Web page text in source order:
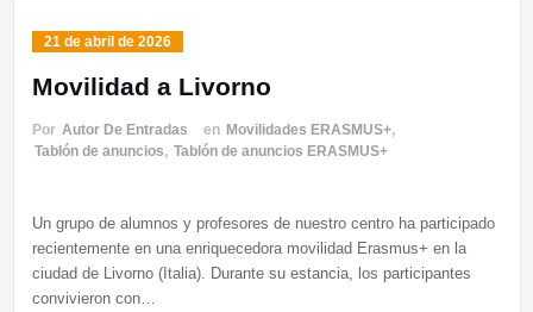
21 de abril de 2026
Movilidad a Livorno
Por Autor De Entradas en Movilidades ERASMUS+,
Tablón de anuncios, Tablón de anuncios ERASMUS+
Un grupo de alumnos y profesores de nuestro centro ha participado
recientemente en una enriquecedora movilidad Erasmus+ en la
ciudad de Livorno (Italia). Durante su estancia, los participantes
convivieron con…